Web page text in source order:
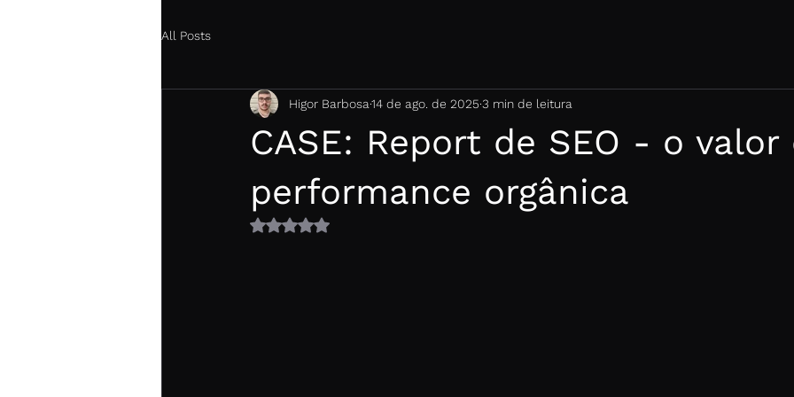
All Posts
CASE: Report de SEO - o valor
performance orgânica
Higor Barbosa14 de ago. de 2025 3 min de leitura
Avaliado com NaN de 5 estrelas.